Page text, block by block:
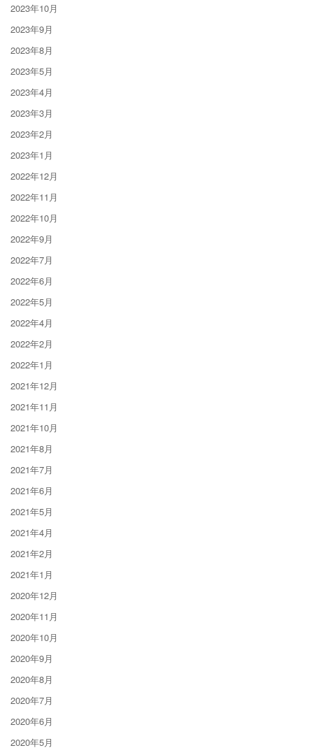
2023年10月
2023年9月
2023年8月
2023年5月
2023年4月
2023年3月
2023年2月
2023年1月
2022年12月
2022年11月
2022年10月
2022年9月
2022年7月
2022年6月
2022年5月
2022年4月
2022年2月
2022年1月
2021年12月
2021年11月
2021年10月
2021年8月
2021年7月
2021年6月
2021年5月
2021年4月
2021年2月
2021年1月
2020年12月
2020年11月
2020年10月
2020年9月
2020年8月
2020年7月
2020年6月
2020年5月